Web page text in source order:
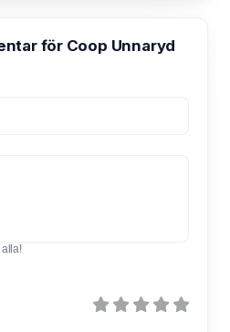
för Coop Unnaryd